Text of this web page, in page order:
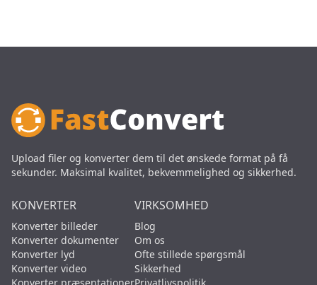
Upload filer og konverter dem til det ønskede format på få
sekunder. Maksimal kvalitet, bekvemmelighed og sikkerhed.
KONVERTER
Konverter billeder
Konverter dokumenter
Konverter lyd
Konverter video
VIRKSOMHED
Blog
Om os
Ofte stillede spørgsmål
Sikkerhed